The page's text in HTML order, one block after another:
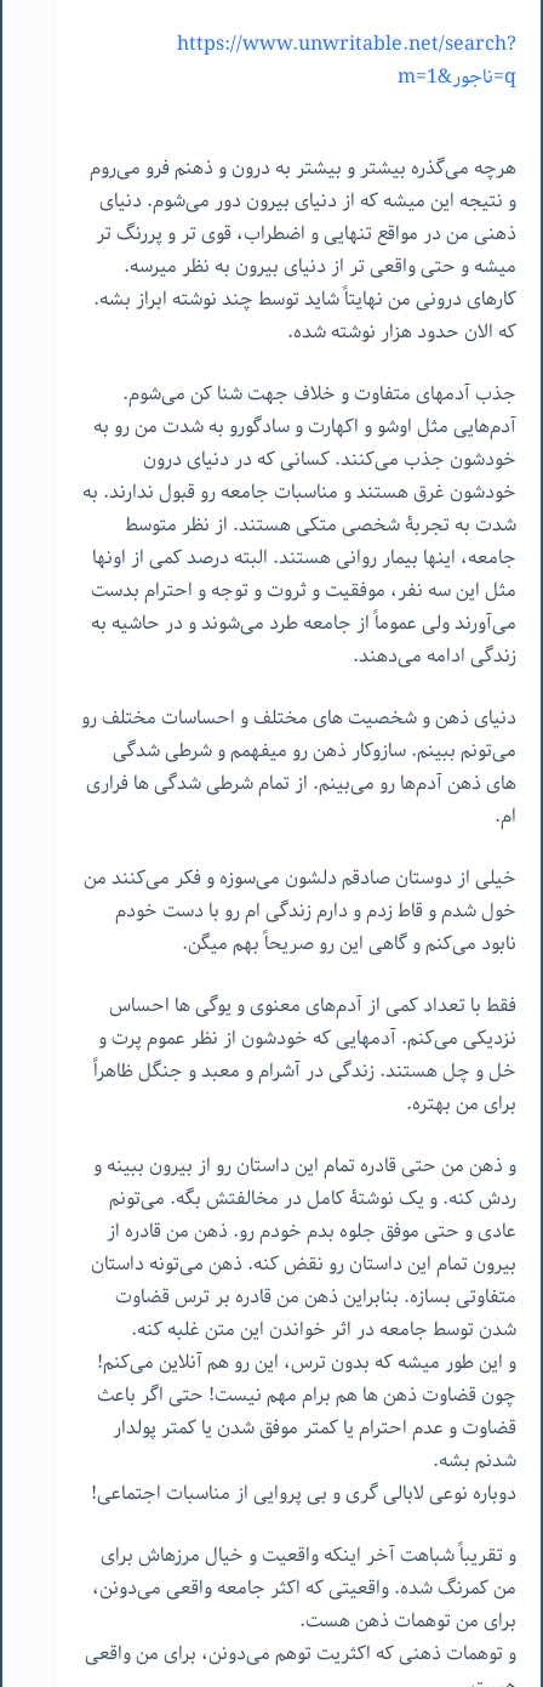
https://www.unwritable.net/search?
q=ناجور&m=1
هرچه می‌گذره بیشتر و بیشتر به درون و ذهنم فرو می‌روم
و نتیجه این میشه که از دنیای بیرون دور می‌شوم. دنیای
ذهنی من در مواقع تنهایی و اضطراب، قوی تر و پررنگ تر
میشه و حتی واقعی تر از دنیای بیرون به نظر میرسه.
کارهای درونی من نهایتاً شاید توسط چند نوشته ابراز بشه.
که الان حدود هزار نوشته شده.
جذب آدمهای متفاوت و خلاف جهت شنا کن می‌شوم.
آدم‌هایی مثل اوشو و اکهارت و سادگورو به شدت من رو به
خودشون جذب می‌کنند. کسانی که در دنیای درون
خودشون غرق هستند و مناسبات جامعه رو قبول ندارند. به
شدت به تجربۀ شخصی متکی هستند. از نظر متوسط
جامعه، اینها بیمار روانی هستند. البته درصد کمی از اونها
مثل این سه نفر، موفقیت و ثروت و توجه و احترام بدست
می‌آورند ولی عموماً از جامعه طرد می‌شوند و در حاشیه به
زندگی ادامه می‌دهند.
دنیای ذهن و شخصیت های مختلف و احساسات مختلف رو
می‌تونم ببینم. سازوکار ذهن رو میفهمم و شرطی شدگی
های ذهن آدم‌ها رو می‌بینم. از تمام شرطی شدگی ها فراری
ام.
خیلی از دوستان صادقم دلشون می‌سوزه و فکر می‌کنند من
خول شدم و قاط زدم و دارم زندگی ام رو با دست خودم
نابود می‌کنم و گاهی این رو صریحاً بهم میگن.
فقط با تعداد کمی از آدم‌های معنوی و یوگی ها احساس
نزدیکی می‌کنم. آدمهایی که خودشون از نظر عموم پرت و
خل و چل هستند. زندگی در آشرام و معبد و جنگل ظاهراً
برای من بهتره.
و ذهن من حتی قادره تمام این داستان رو از بیرون ببینه و
ردش کنه. و یک نوشتۀ کامل در مخالفتش بگه. می‌تونم
عادی و حتی موفق جلوه بدم خودم رو. ذهن من قادره از
بیرون تمام این داستان رو نقض کنه. ذهن می‌تونه داستان
متفاوتی بسازه. بنابراین ذهن من قادره بر ترس قضاوت
شدن توسط جامعه در اثر خواندن این متن غلبه کنه.
و این طور میشه که بدون ترس، این رو هم آنلاین می‌کنم!
چون قضاوت‌ ذهن ها هم برام مهم نیست! حتی اگر باعث
قضاوت و عدم احترام یا کمتر موفق شدن یا کمتر پولدار
شدنم بشه.
دوباره نوعی لابالی گری و بی پروایی از مناسبات اجتماعی!
و تقریباً شباهت آخر اینکه واقعیت و خیال مرزهاش برای
من کمرنگ شده. واقعیتی که اکثر جامعه واقعی می‌دونن،
برای من توهمات ذهن هست.
و توهمات ذهنی که اکثریت توهم می‌دونن، برای من واقعی